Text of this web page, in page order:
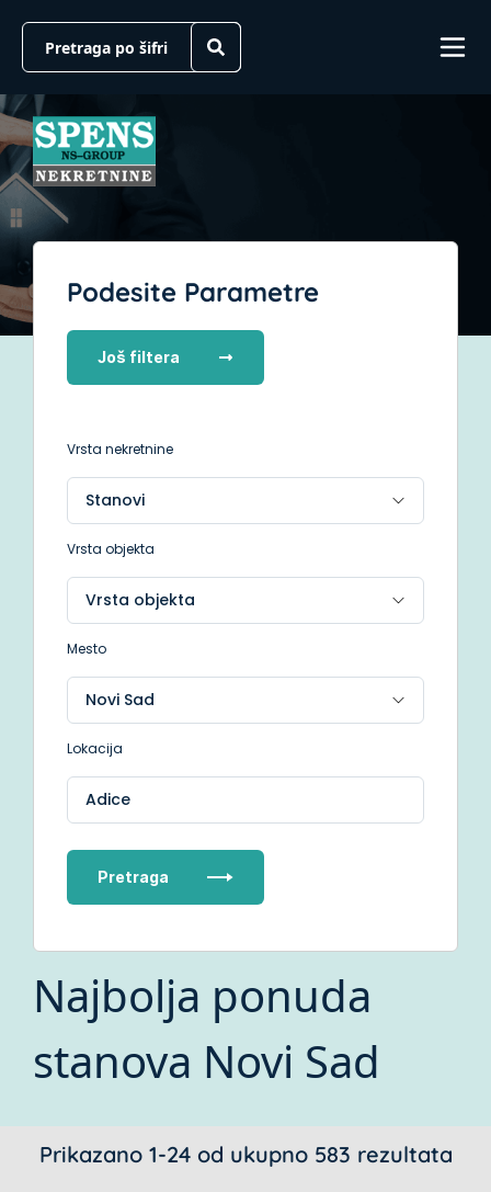
Podesite Parametre
Još filtera
Vrsta nekretnine
Vrsta objekta
Mesto
Lokacija
Adice
Pretraga
Najbolja ponuda
stanova Novi Sad
Prikazano 1-24 od ukupno 583 rezultata